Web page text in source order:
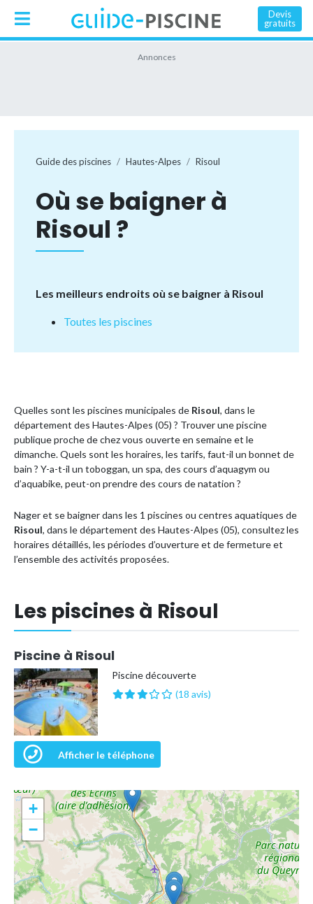
Devis
gratuits
Guide des piscines Hautes-Alpes Risoul
Où se baigner à
Risoul ?
Les meilleurs endroits où se baigner à Risoul
Toutes les piscines
Quelles sont les piscines municipales de Risoul, dans le
département des Hautes-Alpes (05) ? Trouver une piscine
publique proche de chez vous ouverte en semaine et le
dimanche. Quels sont les horaires, les tarifs, faut-il un bonnet de
bain ? Y-a-t-il un toboggan, un spa, des cours d’aquagym ou
d’aquabike, peut-on prendre des cours de natation ?
Nager et se baigner dans les 1 piscines ou centres aquatiques de
Risoul, dans le département des Hautes-Alpes (05), consultez les
horaires détaillés, les périodes d’ouverture et de fermeture et
l’ensemble des activités proposées.
Les piscines à Risoul
Piscine à Risoul
Piscine découverte
(18 avis)
Afficher le téléphone
+
−